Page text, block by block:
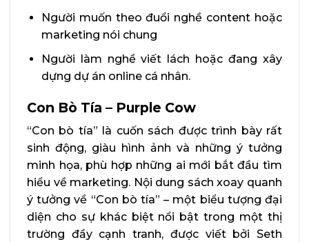
Người muốn theo đuổi nghề content hoặc
marketing nói chung
Người làm nghề viết lách hoặc đang xây
dựng dự án online cá nhân.
Con Bò Tía – Purple Cow
“Con bò tía” là cuốn sách được trình bày rất
sinh động, giàu hình ảnh và những ý tưởng
minh họa, phù hợp những ai mới bắt đầu tìm
hiểu về marketing. Nội dung sách xoay quanh
ý tưởng về “Con bò tía” – một biểu tượng đại
diện cho sự khác biệt nổi bật trong một thị
trường đầy cạnh tranh, được viết bởi Seth